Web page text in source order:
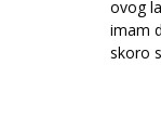
ovog
imam
skoro